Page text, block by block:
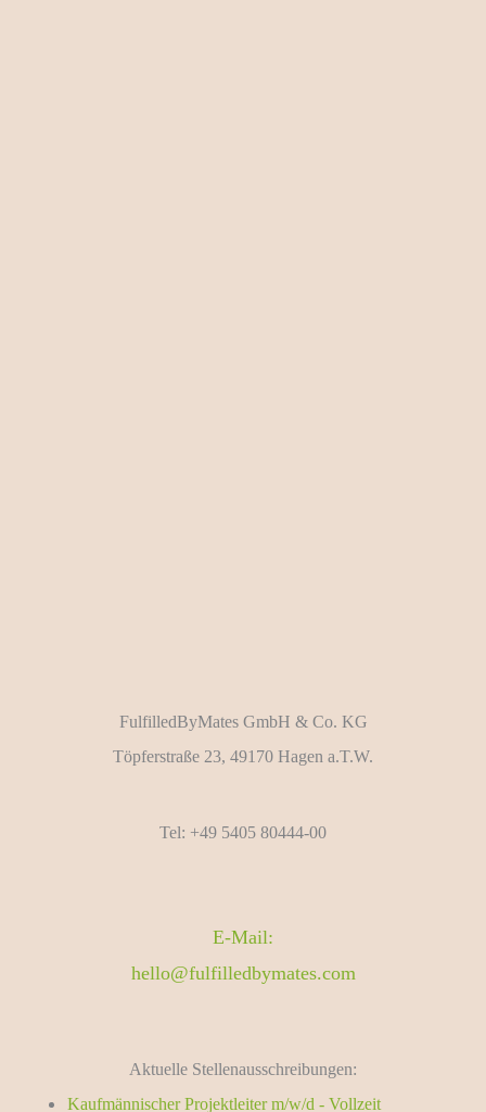
FulfilledByMates GmbH & Co. KG
Töpferstraße 23, 49170 Hagen a.T.W.
Tel: +49 5405 80444-00
E-Mail:
hello@fulfilledbymates.com
Aktuelle Stellenausschreibungen:
Kaufmännischer Projektleiter m/w/d - Vollzeit